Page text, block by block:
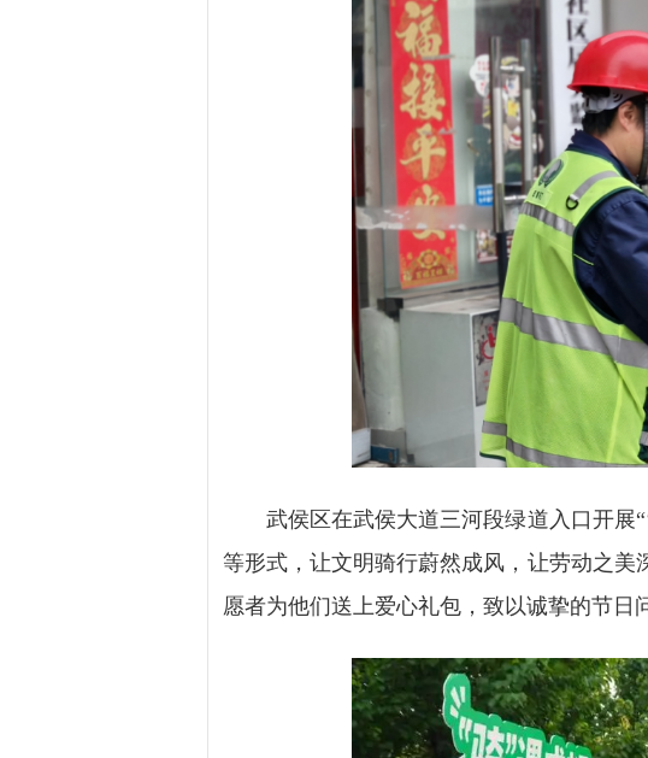
武侯区在武侯大道三河段绿道入口开展“‘
等形式，让文明骑行蔚然成风，让劳动之
愿者为他们送上爱心礼包，致以诚挚的节日